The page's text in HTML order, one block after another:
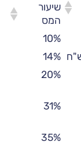
שיעור
המס
10%
14%
20%
31%
35%